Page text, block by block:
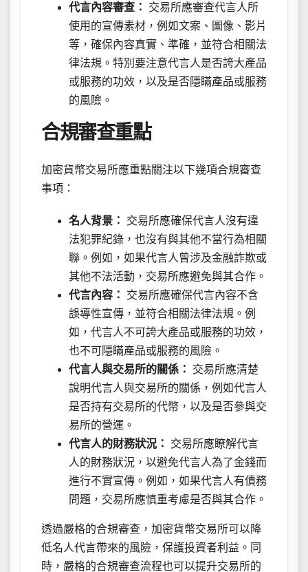
代言內容審查：
交易所應審查代言人所
使用的宣傳素材，例如文案、圖像、影片
等，確保內容真實、準確，並符合相關法
律法規。特別要注意代言人是否誇大產品
或服務的功效，以及是否隱瞞產品或服務
的風險。
合規審查重點
加密貨幣交易所應重點關注以下幾項合規審查
事項：
名人背景：
交易所應確保代言人沒有違
法犯罪紀錄，也沒有與其他不當行為相關
聯。例如，如果代言人曾涉及金融詐欺或
其他不法活動，交易所應避免與其合作。
代言內容：
交易所應確保代言內容不含
誤導性宣傳，並符合相關法律法規。例
如，代言人不可誇大產品或服務的功效，
也不可隱瞞產品或服務的風險。
代言人與交易所的關係：
交易所應清楚
說明代言人與交易所的關係，例如代言人
是否持有交易所的代幣，以及是否參與交
易所的營運。
代言人的財務狀況：
交易所應瞭解代言
人的財務狀況，以避免代言人為了金錢而
進行不實宣傳。例如，如果代言人有債務
問題，交易所應慎重考慮是否與其合作。
透過嚴格的合規審查，加密貨幣交易所可以降
低名人代言帶來的風險，保護投資者利益。同
時，嚴格的合規審查流程也可以提升交易所的